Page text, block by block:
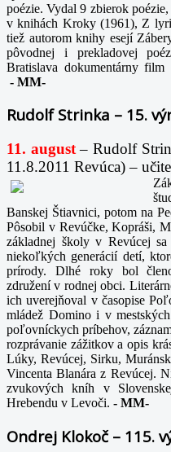
poézie. Vydal 9 zbierok
v knihách Kroky (1961), Z
tiež autorom knihy esejí
pôvodnej i prekladovej
Bratislava dokumentárny
- MM-
Rudolf Strinka – 15.
11. august – Rudolf
11.8.2011 Revúca) –
Banskej Štiavnici, potom na
Pôsobil v Revúčke, Kopráši,
základnej školy v Revúcej
niekoľkých generácií detí,
prírody. Dlhé roky bol
združení v rodnej obci.
ich uverejňoval v časopise
mládež Domino i v
poľovníckych príbehov,
rozprávanie zážitkov a opis
Lúky, Revúcej, Sirku,
Vincenta Blanára z Revúcej.
zvukových kníh v
Hrebendu v Levoči. - MM-
Ondrej Klokoč – 115.